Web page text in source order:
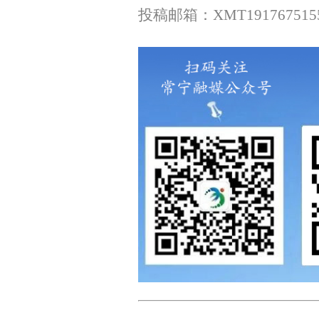
投稿邮箱：